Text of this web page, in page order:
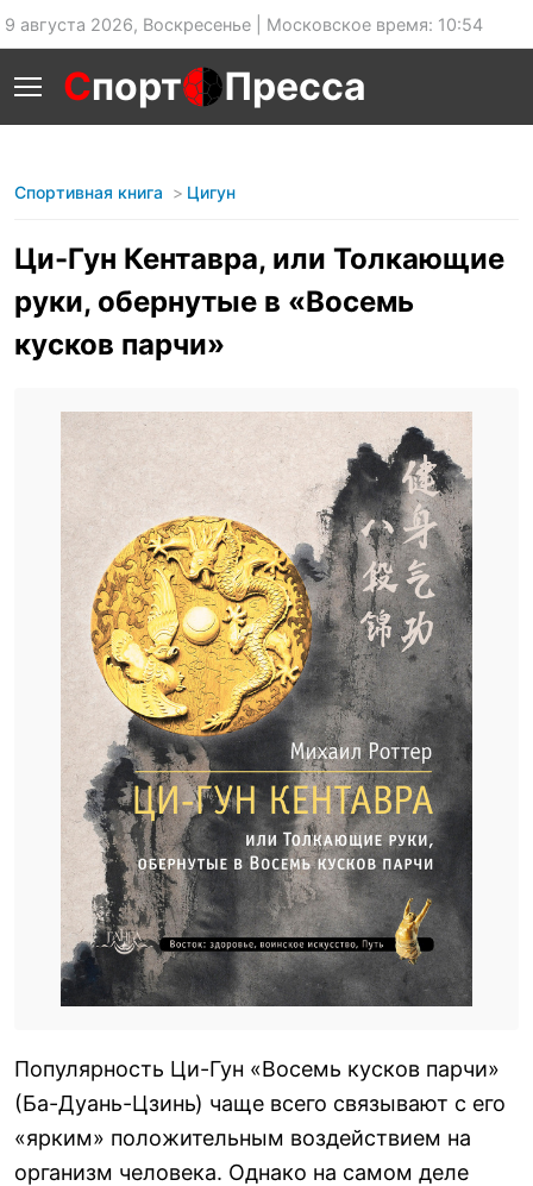
9 августа 2026, Воскресенье | Московское время: 10:54
Спорт Пресса
Спортивная книга Цигун
Ци-Гун Кентавра, или Толкающие
руки, обернутые в «Восемь
кусков парчи»
Популярность Ци-Гун «Восемь кусков парчи»
(Ба-Дуань-Цзинь) чаще всего связывают с его
«ярким» положительным воздействием на
организм человека. Однако на самом деле